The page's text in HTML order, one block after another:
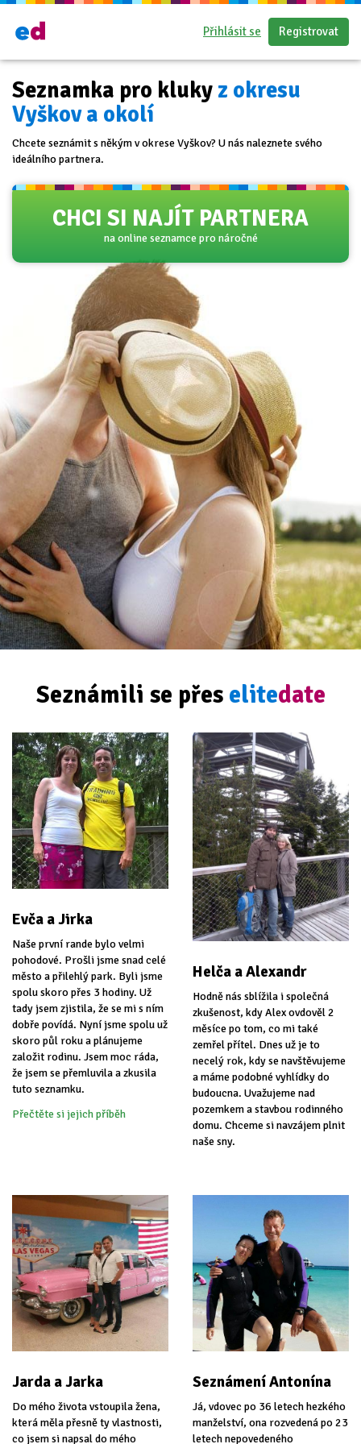
Přihlásit se Registrovat
Seznamka pro kluky z okresu
Vyškov a okolí
Chcete seznámit s někým v okrese Vyškov? U nás naleznete svého
ideálního partnera.
CHCI SI NAJÍT PARTNERA
na online seznamce pro náročné
Seznámili se přes elitedate
Evča a Jirka
Naše první rande bylo velmi
pohodové. Prošli jsme snad celé
město a přilehlý park. Byli jsme
spolu skoro přes 3 hodiny. Už
tady jsem zjistila, že se mi s ním
dobře povídá. Nyní jsme spolu už
skoro půl roku a plánujeme
založit rodinu. Jsem moc ráda,
že jsem se přemluvila a zkusila
tuto seznamku.
Přečtěte si jejich příběh
Helča a Alexandr
Hodně nás sblížila i společná
zkušenost, kdy Alex ovdověl 2
měsíce po tom, co mi také
zemřel přítel. Dnes už je to
necelý rok, kdy se navštěvujeme
a máme podobné vyhlídky do
budoucna. Uvažujeme nad
pozemkem a stavbou rodinného
domu. Chceme si navzájem plnit
naše sny.
Jarda a Jarka
Do mého života vstoupila žena,
která měla přesně ty vlastnosti,
co jsem si napsal do mého
Seznámení Antonína
Já, vdovec po 36 letech hezkého
manželství, ona rozvedená po 23
letech nepovedeného